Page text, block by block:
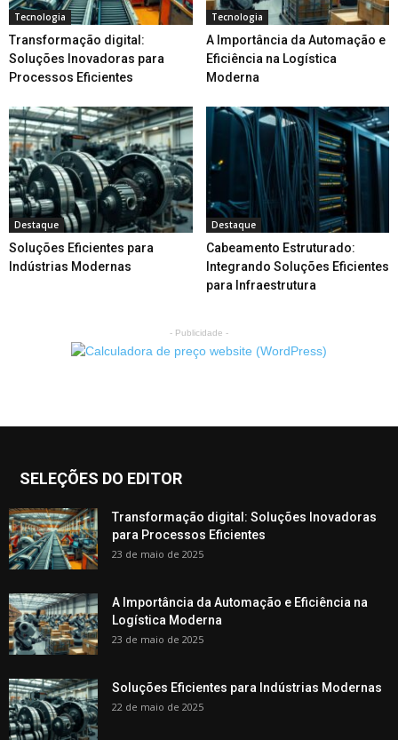
Tecnologia
Transformação digital:
Soluções Inovadoras para
Processos Eficientes
Tecnologia
A Importância da Automação e
Eficiência na Logística
Moderna
Destaque
Soluções Eficientes para
Indústrias Modernas
Destaque
Cabeamento Estruturado:
Integrando Soluções Eficientes
para Infraestrutura
- Publicidade -
SELEÇÕES DO EDITOR
Transformação digital: Soluções Inovadoras
para Processos Eficientes
23 de maio de 2025
A Importância da Automação e Eficiência na
Logística Moderna
23 de maio de 2025
Soluções Eficientes para Indústrias Modernas
22 de maio de 2025